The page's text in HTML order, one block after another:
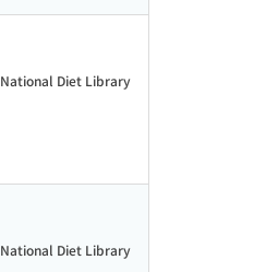
National Diet Library
National Diet Library